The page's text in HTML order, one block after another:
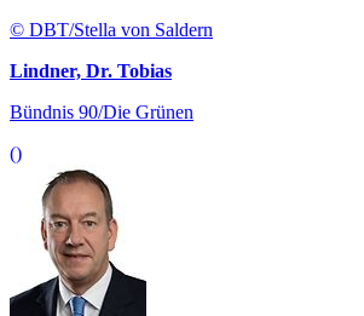
© DBT/Stella von Saldern
Lindner, Dr. Tobias
Bündnis 90/Die Grünen
()